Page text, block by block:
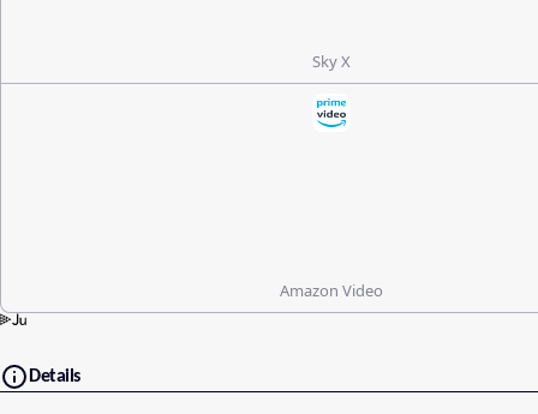
Sky X
Amazon Video
Details